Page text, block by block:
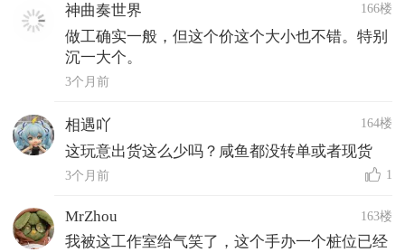
神曲奏世界 166楼
做工确实一般，但这个价这个大小也不错。特别
沉一大个。
3个月前
相遇吖 164楼
这玩意出货这么少吗？咸鱼都没转单或者现货
3个月前 1
MrZhou 163楼
我被这工作室给气笑了，这个手办一个桩位已经